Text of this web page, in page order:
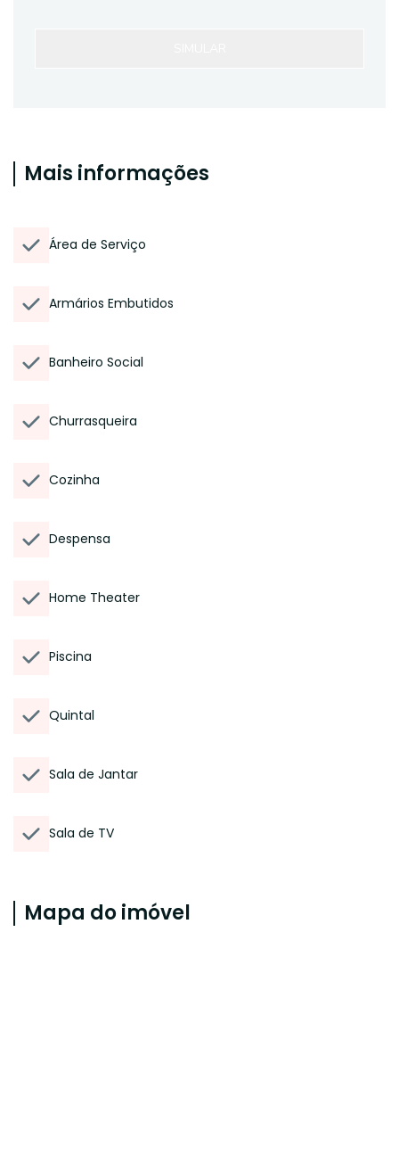
Mais informações
Área de Serviço
Armários Embutidos
Banheiro Social
Churrasqueira
Cozinha
Despensa
Home Theater
Piscina
Quintal
Sala de Jantar
Sala de TV
Mapa do imóvel